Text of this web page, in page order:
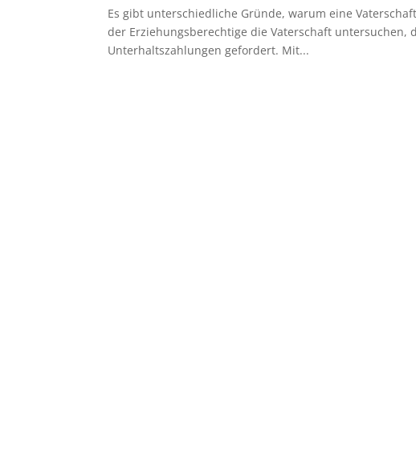
Es gibt unterschiedliche Gründe, warum eine
der Erziehungsberechtige die Vaterschaft
Unterhaltszahlungen gefordert. Mit...